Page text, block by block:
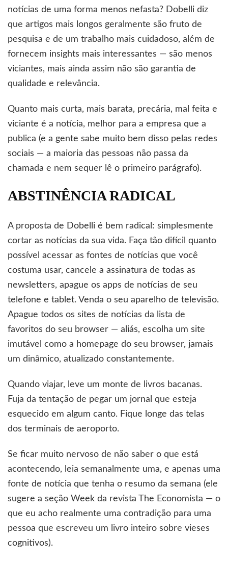
notícias de uma forma menos nefasta? Dobelli diz
que artigos mais longos geralmente são fruto de
pesquisa e de um trabalho mais cuidadoso, além de
fornecem insights mais interessantes — são menos
viciantes, mais ainda assim não são garantia de
qualidade e relevância.
Quanto mais curta, mais barata, precária, mal feita e
viciante é a notícia, melhor para a empresa que a
publica (e a gente sabe muito bem disso pelas redes
sociais — a maioria das pessoas não passa da
chamada e nem sequer lê o primeiro parágrafo).
ABSTINÊNCIA RADICAL
A proposta de Dobelli é bem radical: simplesmente
cortar as notícias da sua vida. Faça tão difícil quanto
possível acessar as fontes de notícias que você
costuma usar, cancele a assinatura de todas as
newsletters, apague os apps de notícias de seu
telefone e tablet. Venda o seu aparelho de televisão.
Apague todos os sites de notícias da lista de
favoritos do seu browser — aliás, escolha um site
imutável como a homepage do seu browser, jamais
um dinâmico, atualizado constantemente.
Quando viajar, leve um monte de livros bacanas.
Fuja da tentação de pegar um jornal que esteja
esquecido em algum canto. Fique longe das telas
dos terminais de aeroporto.
Se ficar muito nervoso de não saber o que está
acontecendo, leia semanalmente uma, e apenas uma
fonte de notícia que tenha o resumo da semana (ele
sugere a seção Week da revista The Economista — o
que eu acho realmente uma contradição para uma
pessoa que escreveu um livro inteiro sobre vieses
cognitivos).